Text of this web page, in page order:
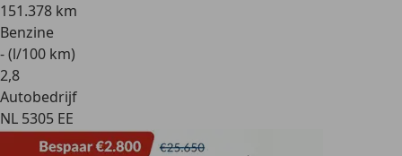
151.378 km
Benzine
- (l/100 km)
2,8
Autobedrijf
NL 5305 EE